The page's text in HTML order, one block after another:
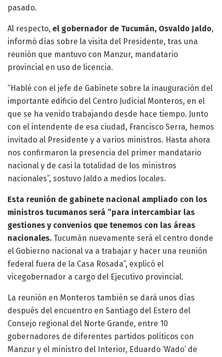
pasado.
Al respecto, el gobernador de Tucumán, Osvaldo Jaldo,
informó días sobre la visita del Presidente, tras una
reunión que mantuvo con Manzur, mandatario
provincial en uso de licencia.
“Hablé con el jefe de Gabinete sobre la inauguración del
importante edificio del Centro Judicial Monteros, en el
que se ha venido trabajando desde hace tiempo. Junto
con el intendente de esa ciudad, Francisco Serra, hemos
invitado al Presidente y a varios ministros. Hasta ahora
nos confirmaron la presencia del primer mandatario
nacional y de casi la totalidad de los ministros
nacionales”, sostuvo Jaldo a medios locales.
Esta reunión de gabinete nacional ampliado con los
ministros tucumanos será “para intercambiar las
gestiones y convenios que tenemos con las áreas
nacionales. Tucumán nuevamente será el centro donde
el Gobierno nacional va a trabajar y hacer una reunión
federal fuera de la Casa Rosada”, explicó el
vicegobernador a cargo del Ejecutivo provincial.
La reunión en Monteros también se dará unos días
después del encuentro en Santiago del Estero del
Consejo regional del Norte Grande, entre 10
gobernadores de diferentes partidos políticos con
Manzur y el ministro del Interior, Eduardo ‘Wado’ de